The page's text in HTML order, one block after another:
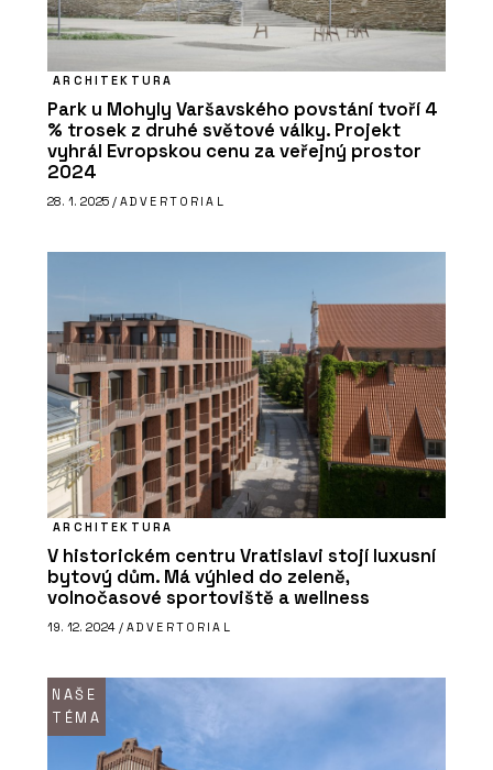
ARCHITEKTURA
Park u Mohyly Varšavského povstání tvoří 4
% trosek z druhé světové války. Projekt
vyhrál Evropskou cenu za veřejný prostor
2024
28. 1. 2025 / ADVERTORIAL
ARCHITEKTURA
V historickém centru Vratislavi stojí luxusní
bytový dům. Má výhled do zeleně,
volnočasové sportoviště a wellness
19. 12. 2024 / ADVERTORIAL
NAŠE
TÉMA